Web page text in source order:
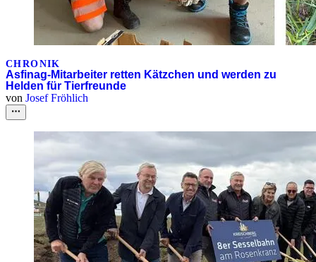
CHRONIK
Asfinag-Mitarbeiter retten Kätzchen und werden zu
Helden für Tierfreunde
von Josef Fröhlich